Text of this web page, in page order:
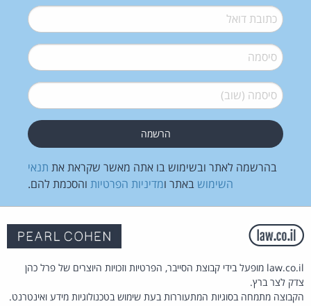
דואל*
סיסמה*
סיסמה (שוב)*
בהרשמה לאתר ובשימוש בו אתה מאשר שקראת את תנאי
השימוש באתר ומדיניות הפרטיות והסכמת להם.
law.co.il מופעל בידי קבוצת הסייבר, הפרטיות וזכויות היוצרים של פרל כהן
צדק לצר ברץ.
הקבוצה מתמחה בסוגיות המתעוררות בעת שימוש בטכנולוגיות מידע ואינטרנט.